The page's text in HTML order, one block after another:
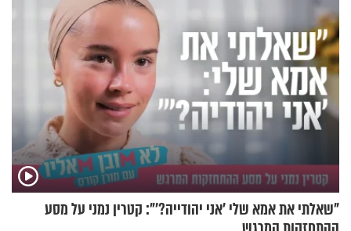
"שאלתי את אמא שלי 'אני יהודייה?'": קטרין נמני על מסע